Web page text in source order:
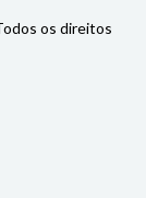
os direitos